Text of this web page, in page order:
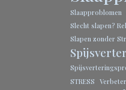
Slaapproblomen
Slecht slapen?
Slapen zonder
STRESS Verbeter